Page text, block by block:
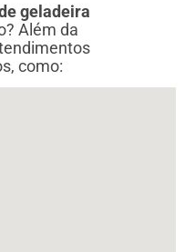
geladeira
Além da
como: